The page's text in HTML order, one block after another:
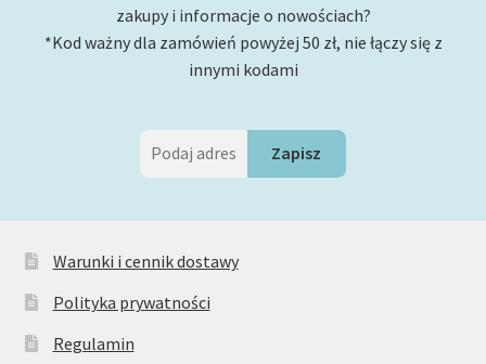
zakupy i informacje o nowościach?
*Kod ważny dla zamówień powyżej 50 zł, nie łączy się z
innymi kodami
Warunki i cennik dostawy
Polityka prywatności
Regulamin